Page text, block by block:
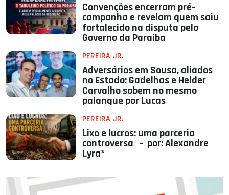
Convenções encerram pré-
campanha e revelam quem saiu
fortalecido na disputa pelo
Governo da Paraíba
PEREIRA JR.
Adversários em Sousa, aliados
no Estado: Gadelhas e Helder
Carvalho sobem no mesmo
palanque por Lucas
PEREIRA JR.
Lixo e lucros: uma parceria
controversa - por: Alexandre
Lyra*